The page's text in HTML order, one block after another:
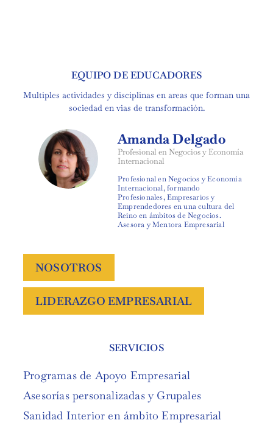
EQUIPO DE EDUCADORES
Multiples actividades y disciplinas en areas que forman una
sociedad en vias de transformación.
Amanda Delgado
Profesional en Negocios y Economía
Internacional
Profesional en Negocios y Economía
Internacional, formando
Profesionales, Empresarios y
Emprendedores en una cultura del
Reino en ámbitos de Negocios.
Asesora y Mentora Empresarial
NOSOTROS
LIDERAZGO EMPRESARIAL
SERVICIOS
Programas de Apoyo Empresarial
Asesorías personalizadas y Grupales
Sanidad Interior en ámbito Empresarial